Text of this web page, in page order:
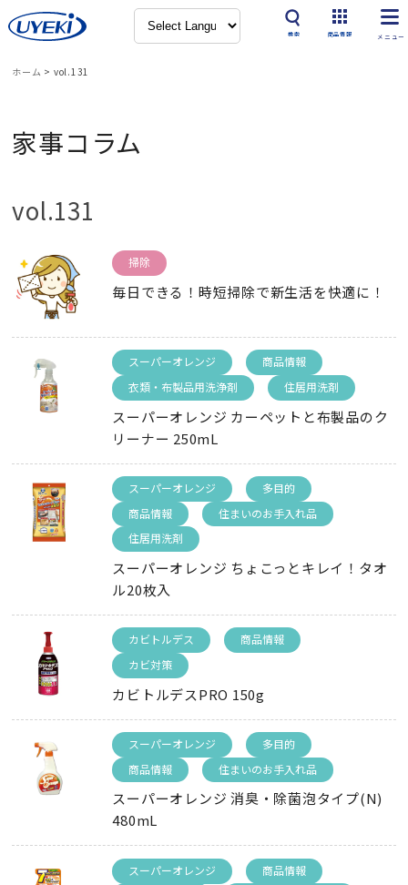
検索 商品情報
ホーム > vol.131
家事コラム
vol.131
掃除
毎日できる！時短掃除で新生活を快適に！
スーパーオレンジ
商品情報
衣類・布製品用洗浄剤
住居用洗剤
スーパーオレンジ カーペットと布製品のク
リーナー 250mL
スーパーオレンジ
多目的
商品情報
住まいのお手入れ品
住居用洗剤
スーパーオレンジ ちょこっとキレイ！タオ
ル20枚入
カビトルデス
商品情報
カビ対策
カビトルデスPRO 150g
スーパーオレンジ
多目的
商品情報
住まいのお手入れ品
スーパーオレンジ 消臭・除菌泡タイプ(N)
480mL
スーパーオレンジ
商品情報